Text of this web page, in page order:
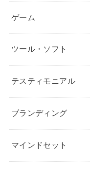
ゲーム
ツール・ソフト
テスティモニアル
ブランディング
マインドセット